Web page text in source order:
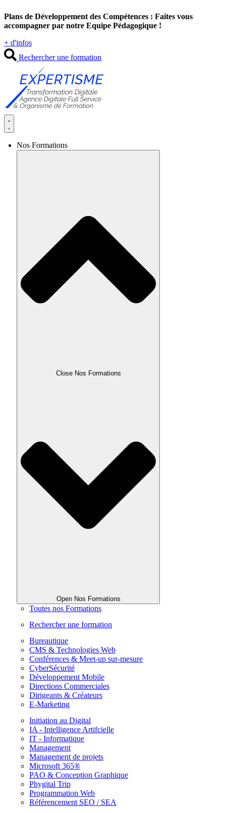
au
contenu
Plans de Développement des Compétences : Faites vous
accompagner par notre Equipe Pédagogique !
+ d'infos
Rechercher une formation
Nos Formations
Close Nos Formations
Open Nos Formations
Toutes nos Formations
Rechercher une formation
Bureautique
CMS & Technologies Web
Conférences & Meet-up sur-mesure
CyberSécurité
Développement Mobile
Directions Commerciales
Dirigeants & Créateurs
E-Marketing
Initiation au Digital
IA - Intelligence Artifcielle
IT - Informatique
Management
Management de projets
Microsoft 365®
PAO & Conception Graphique
Phygital Trip
Programmation Web
Référencement SEO / SEA